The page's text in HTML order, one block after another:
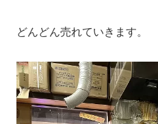
どんどん売れていきます。